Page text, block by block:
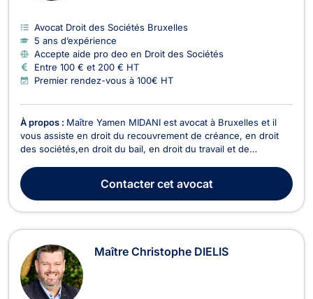
Avocat Droit des Sociétés Bruxelles
5 ans d’expérience
Accepte aide pro deo en Droit des Sociétés
Entre 100 € et 200 € HT
Premier rendez-vous à 100€ HT
À propos : Maître Yamen MIDANI est avocat à Bruxelles et il
vous assiste en droit du recouvrement de créance, en droit
des sociétés,en droit du bail, en droit du travail et de
et de la concurrence. Il peut vous recevoir ou vous conseiller
en appel/visioconférence. Pour ce...
Contactercet avocat
Maître Christophe DIELIS